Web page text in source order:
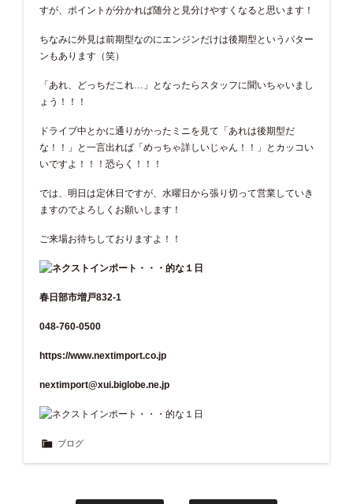
すが、ポイントが分かれば随分と見分けやすくなると思います！
ちなみに外見は前期型なのにエンジンだけは後期型というパター
ンもあります（笑）
「あれ、どっちだこれ…」となったらスタッフに聞いちゃいまし
ょう！！！
ドライブ中とかに通りがかったミニを見て「あれは後期型だ
な！！」と一言出れば「めっちゃ詳しいじゃん！！」とカッコい
いですよ！！！恐らく！！！
では、明日は定休日ですが、水曜日から張り切って営業していき
ますのでよろしくお願いします！
ご来場お待ちしておりますよ！！
春日部市増戸832-1
048-760-0500
https://www.nextimport.co.jp
nextimport@xui.biglobe.ne.jp
ブログ